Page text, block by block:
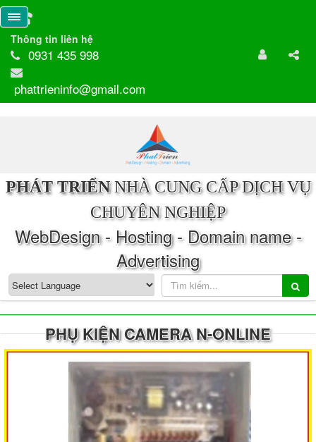
Thông tin liên hệ
0931 435 998
phattrieninfo@gmail.com
PHÁT TRIỂNNHÀ CUNG CẤP DỊCH VỤ
CHUYÊN NGHIỆP
WebDesign - Hosting - Domain name -
Advertising
PHỤ KIỆN CAMERA N-ONLINE